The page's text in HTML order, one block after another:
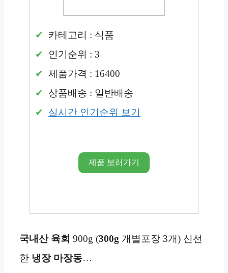
카테고리 : 식품
인기순위 : 3
제품가격 : 16400
상품배송 : 일반배송
실시간 인기순위 보기
제품 보러가기
국내산 육회 900g (300g 개별포장 3개) 신선
한 냉장 마장동…